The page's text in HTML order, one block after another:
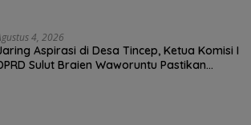
4, 2026
Aspirasi di Desa Tincep, Ketua Komisi I
Sulut Braien Waworuntu Pastikan